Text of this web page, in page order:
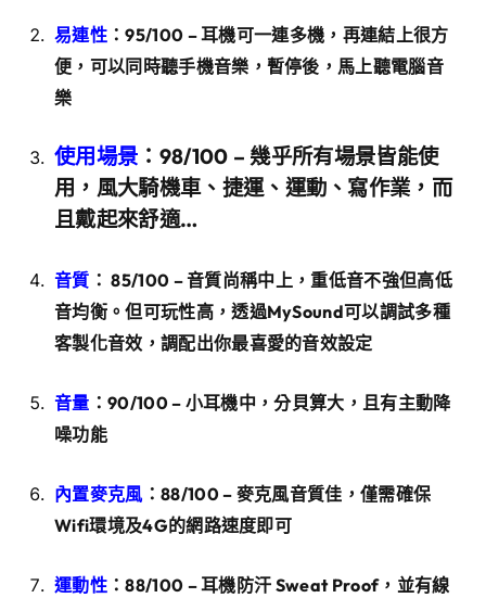
易連性：95/100 – 耳機可一連多機，再連結上很方
便，可以同時聽手機音樂，暫停後，馬上聽電腦音
樂
使用場景 ：98/100 – 幾乎所有場景皆能使
用，風大騎機車、捷運、運動、寫作業，而
且戴起來舒適…
音質 ： 85/100 – 音質尚稱中上，重低音不強但高低
音均衡。但可玩性高，透過MySound可以調試多種
客製化音效，調配出你最喜愛的音效設定
音量 ：90/100 – 小耳機中，分貝算大，且有主動降
噪功能
內置麥克風 ：88/100 – 麥克風音質佳，僅需確保
Wifi環境及4G的網路速度即可
運動性：88/100 – 耳機防汗 Sweat Proof，並有線